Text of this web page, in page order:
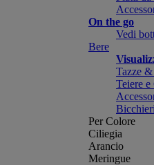
On the go
Vedi
Bere
Tazze
Teiere
Per Colore
Ciliegia
Arancio
Meringue